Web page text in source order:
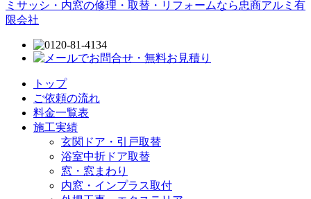
トップ
ご依頼の流れ
料金一覧表
施工実績
玄関ドア・引戸取替
浴室中折ドア取替
窓・窓まわり
内窓・インプラス取付